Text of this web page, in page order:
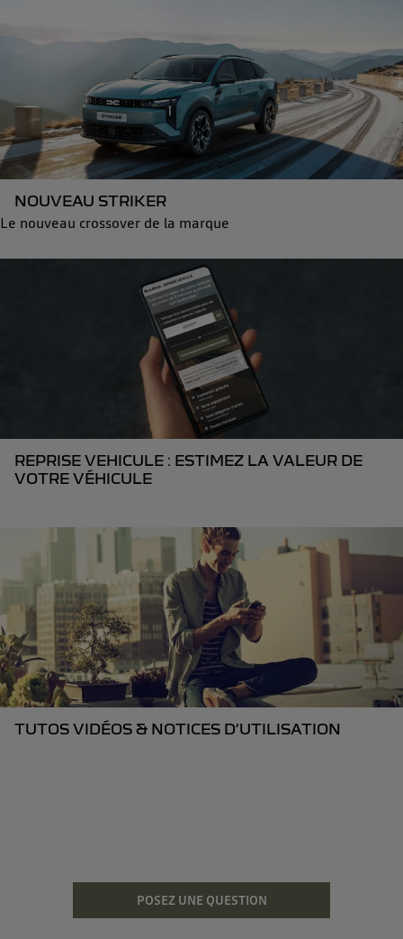
NOUVEAU STRIKER
Le nouveau crossover de la marque
REPRISE VEHICULE : ESTIMEZ LA VALEUR DE
VOTRE VÉHICULE
TUTOS VIDÉOS & NOTICES D’UTILISATION
POSEZ UNE QUESTION